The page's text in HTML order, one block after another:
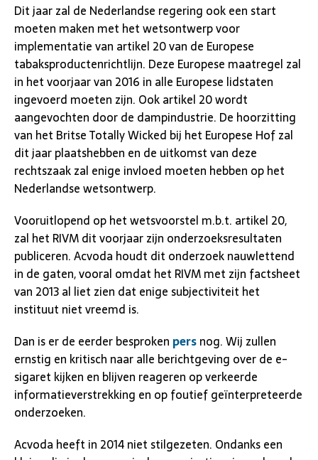
Dit jaar zal de Nederlandse regering ook een start
moeten maken met het wetsontwerp voor
implementatie van artikel 20 van de Europese
tabaksproductenrichtlijn. Deze Europese maatregel zal
in het voorjaar van 2016 in alle Europese lidstaten
ingevoerd moeten zijn. Ook artikel 20 wordt
aangevochten door de dampindustrie. De hoorzitting
van het Britse Totally Wicked bij het Europese Hof zal
dit jaar plaatshebben en de uitkomst van deze
rechtszaak zal enige invloed moeten hebben op het
Nederlandse wetsontwerp.
Vooruitlopend op het wetsvoorstel m.b.t. artikel 20,
zal het RIVM dit voorjaar zijn onderzoeksresultaten
publiceren. Acvoda houdt dit onderzoek nauwlettend
in de gaten, vooral omdat het RIVM met zijn factsheet
van 2013 al liet zien dat enige subjectiviteit het
instituut niet vreemd is.
Dan is er de eerder besproken persnog. Wij zullen
ernstig en kritisch naar alle berichtgeving over de e-
sigaret kijken en blijven reageren op verkeerde
informatieverstrekking en op foutief geïnterpreteerde
onderzoeken.
Acvoda heeft in 2014 niet stilgezeten. Ondanks een